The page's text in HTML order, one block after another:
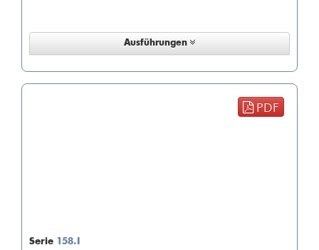
Ausführungen
PDF
Serie 158.I